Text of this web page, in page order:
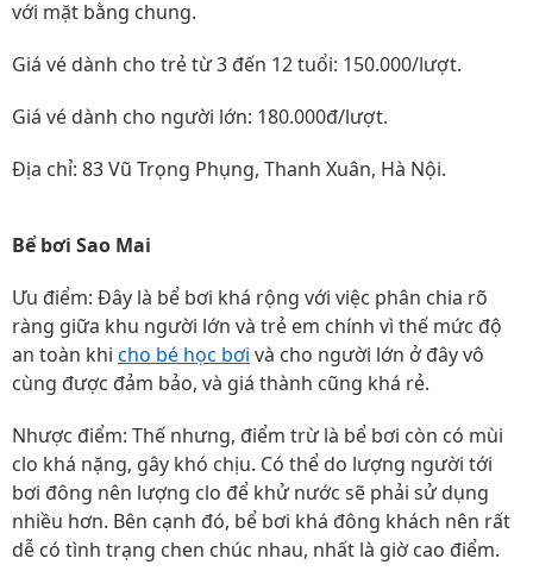
với mặt bằng chung.
Giá vé dành cho trẻ từ 3 đến 12 tuổi: 150.000/lượt.
Giá vé dành cho người lớn: 180.000đ/lượt.
Địa chỉ: 83 Vũ Trọng Phụng, Thanh Xuân, Hà Nội.
Bể bơi Sao Mai
Ưu điểm: Đây là bể bơi khá rộng với việc phân chia rõ
ràng giữa khu người lớn và trẻ em chính vì thế mức độ
an toàn khi cho bé học bơi và cho người lớn ở đây vô
cùng được đảm bảo, và giá thành cũng khá rẻ.
Nhược điểm: Thế nhưng, điểm trừ là bể bơi còn có mùi
clo khá nặng, gây khó chịu. Có thể do lượng người tới
bơi đông nên lượng clo để khử nước sẽ phải sử dụng
nhiều hơn. Bên cạnh đó, bể bơi khá đông khách nên rất
dễ có tình trạng chen chúc nhau, nhất là giờ cao điểm.